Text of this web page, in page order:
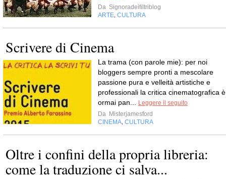
Da Signoradeifiltriblog
ARTE CULTURA
Scrivere di Cinema
La trama (con parole mie): per noi
bloggers sempre pronti a mescolare
passione pura e velleità artistiche e
professionali la critica cinematografica è
ormai pan...
Leggere il seguito
Da Misterjamesford
CINEMA CULTURA
Oltre i confini della propria libreria:
come la traduzione ci salva...